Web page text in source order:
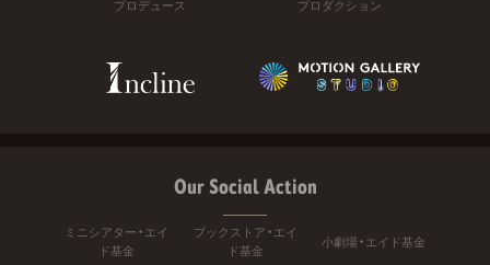
プロデュース プロダクション
Our Social Action
ミニシアター・エイ
ド基金
ブックストア・エイ
ド基金
小劇場・エイド基金